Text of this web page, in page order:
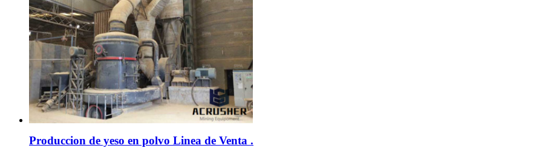
Produccion de yeso en polvo Linea de Venta .